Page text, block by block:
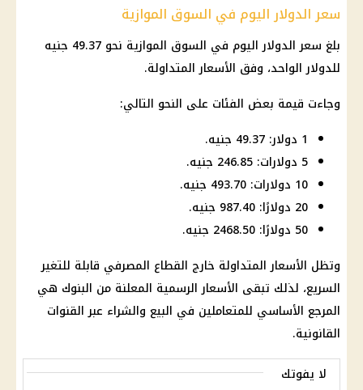
سعر الدولار اليوم في السوق الموازية
بلغ سعر الدولار اليوم في السوق الموازية
نحو 49.37 جنيه
للدولار الواحد، وفق الأسعار المتداولة.
وجاءت قيمة بعض الفئات على النحو التالي:
1 دولار: 49.37 جنيه.
5 دولارات: 246.85 جنيه.
10 دولارات: 493.70 جنيه.
20 دولارًا: 987.40 جنيه.
50 دولارًا: 2468.50 جنيه.
وتظل الأسعار المتداولة خارج القطاع المصرفي قابلة للتغير
السريع، لذلك تبقى الأسعار الرسمية المعلنة من البنوك هي
المرجع الأساسي للمتعاملين في البيع والشراء عبر القنوات
القانونية.
لا يفوتك